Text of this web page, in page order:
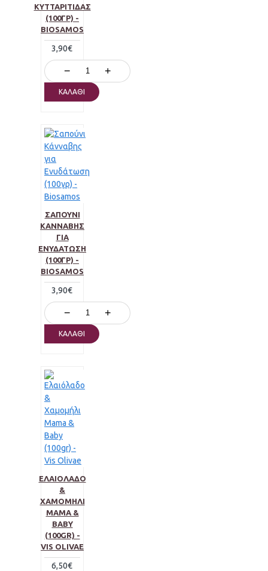
ΚΥΤΤΑΡΊΤΙΔΑΣ
(100ΓΡ) -
BIOSAMOS
3,90€
− +
ΚΑΛΆΘΙ
ΣΑΠΟΎΝΙ
ΚΆΝΝΑΒΗΣ
ΓΙΑ
ΕΝΥΔΆΤΩΣΗ
(100ΓΡ) -
BIOSAMOS
3,90€
− +
ΚΑΛΆΘΙ
ΕΛΑΙΌΛΑΔΟ
&
ΧΑΜΟΜΉΛΙ
MAMA &
BABY
(100GR) -
VIS OLIVAE
6,50€